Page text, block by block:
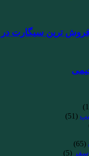
ترین سیگارت در
(51)
(65)
(5)